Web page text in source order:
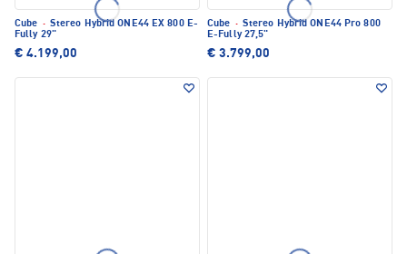
Cube · Stereo Hybrid ONE44 EX 800 E-
Fully 29"
€ 4.199,00
Cube · Stereo Hybrid ONE44 Pro 800
E-Fully 27,5"
€ 3.799,00